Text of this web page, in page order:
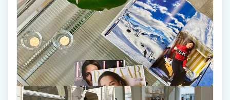
HIFU
Hollywood Peel
Hot Stone Massage
Hot yoga